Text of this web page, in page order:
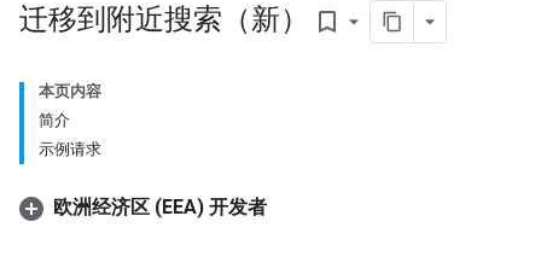
迁移到附近搜索（新） bookmark_border
本页内容
简介
示例请求
欧洲经济区 (EEA) 开发者